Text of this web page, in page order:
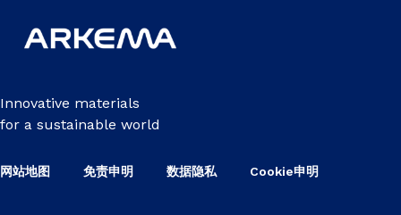
Innovative materials
for a sustainable world
网站地图 免责申明 数据隐私 Cookie申明